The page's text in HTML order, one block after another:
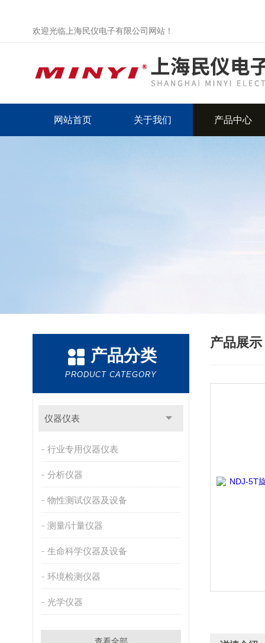
欢迎光临上海民仪电子有限公司网站！
网站首页 关于我们 产品中心
产品分类
PRODUCT CATEGORY
仪器仪表
行业专用仪器仪表
分析仪器
物性测试仪器及设备
测量/计量仪器
生命科学仪器及设备
环境检测仪器
光学仪器
产品展示